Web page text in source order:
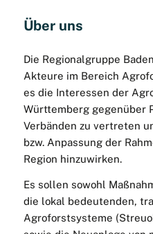
Über uns
Die Regionalgruppe
Akteure im Bereich
es die Interessen der
Württemberg gegenüber
Verbänden zu vertreten
bzw. Anpassung der
Region hinzuwirken.
Es sollen sowohl
die lokal bedeutenden,
Agroforstsysteme